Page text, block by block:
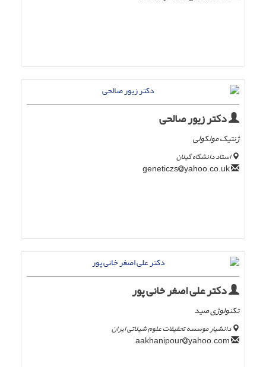
دکتر زیور صالحی
ژنتیک مولکولی
استاد دانشگاه گیلان
yahoo.co.uk
دکتر علی اصغر خانی پور
تکنولوژی صید
دانشیار موسسه تحقیقات علوم شیلاتی ایران
yahoo.com